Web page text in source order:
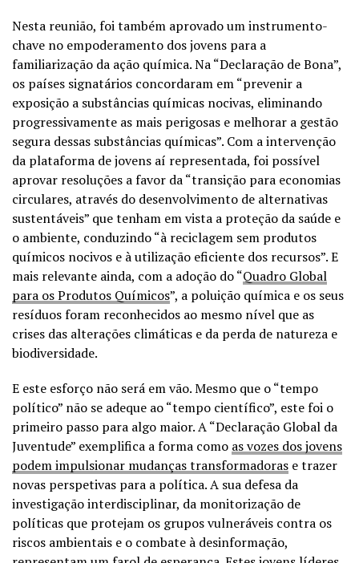
Nesta reunião, foi também aprovado um instrumento-
chave no empoderamento dos jovens para a
familiarização da ação química. Na “Declaração de Bona”,
os países signatários concordaram em “prevenir a
exposição a substâncias químicas nocivas, eliminando
progressivamente as mais perigosas e melhorar a gestão
segura dessas substâncias químicas”. Com a intervenção
da plataforma de jovens aí representada, foi possível
aprovar resoluções a favor da “transição para economias
circulares, através do desenvolvimento de alternativas
sustentáveis” que tenham em vista a proteção da saúde e
o ambiente, conduzindo “à reciclagem sem produtos
químicos nocivos e à utilização eficiente dos recursos”. E
mais relevante ainda, com a adoção do “Quadro Global
para os Produtos Químicos”, a poluição química e os seus
resíduos foram reconhecidos ao mesmo nível que as
crises das alterações climáticas e da perda de natureza e
biodiversidade.
E este esforço não será em vão. Mesmo que o “tempo
político” não se adeque ao “tempo científico”, este foi o
primeiro passo para algo maior. A “Declaração Global da
Juventude” exemplifica a forma como as vozes dos jovens
podem impulsionar mudanças transformadoras e trazer
novas perspetivas para a política. A sua defesa da
investigação interdisciplinar, da monitorização de
políticas que protejam os grupos vulneráveis contra os
riscos ambientais e o combate à desinformação,